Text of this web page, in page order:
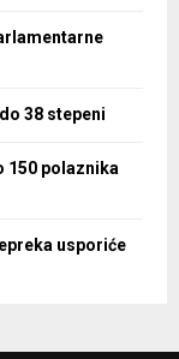
38 stepeni
150 polaznika
usporiće